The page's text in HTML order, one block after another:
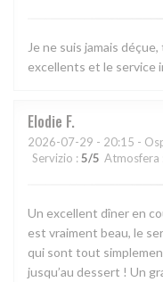
Je ne suis jamais
excellents et le service
Elodie F
2026-07-29 - 20:15 -
Servizio : 5/5 Atmosfera
Un excellent dîner en
est vraiment beau, le
qui sont tout
jusqu’au dessert ! Un